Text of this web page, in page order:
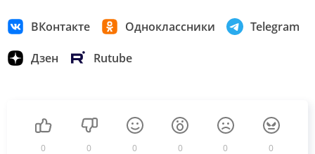
ВКонтакте Одноклассники Telegram
Дзен Rutube
0 0 0 0 0 0